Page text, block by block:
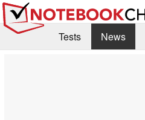
Tests News